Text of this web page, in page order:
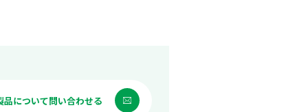
品について問い合わせる